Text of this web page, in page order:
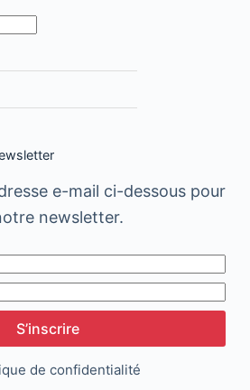
e-mail ci-dessous pour
newsletter.
S’inscrire
de confidentialité